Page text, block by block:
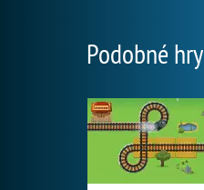
Podobné hry